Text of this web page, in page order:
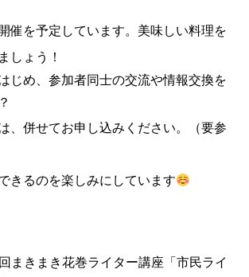
催を予定しています。 美味しい料理を
しょう！
じめ、参加者同士の交流や情報交換を
、併せてお申し込みください。（要参
きるのを楽しみにしています
まきまき花巻ライター講座「市民ライ